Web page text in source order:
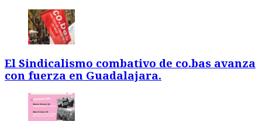
El Sindicalismo combativo de co.bas avanza
con fuerza en Guadalajara.